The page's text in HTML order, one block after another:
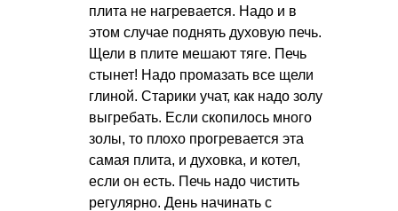
плита не нагревается. Надо и в
этом случае поднять духовую печь.
Щели в плите мешают тяге. Печь
стынет! Надо промазать все щели
глиной. Старики учат, как надо золу
выгребать. Если скопилось много
золы, то плохо прогревается эта
самая плита, и духовка, и котел,
если он есть. Печь надо чистить
регулярно. День начинать с